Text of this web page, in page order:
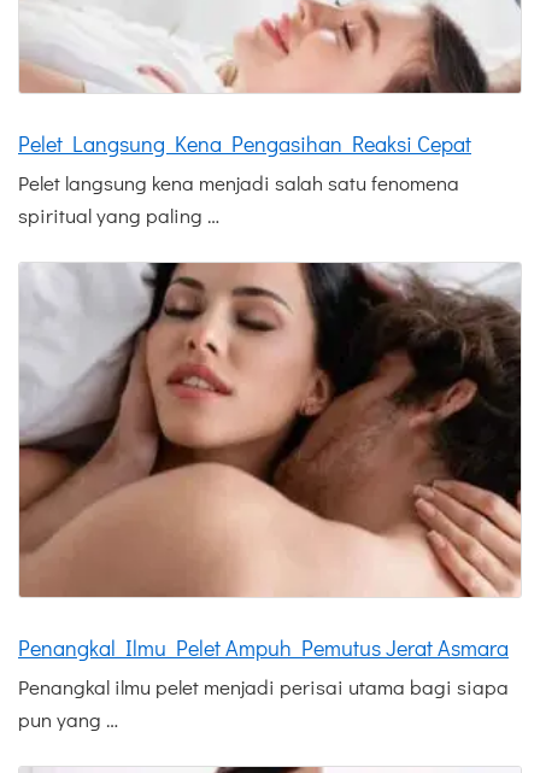
Pelet Langsung Kena Pengasihan Reaksi Cepat
Pelet langsung kena menjadi salah satu fenomena
spiritual yang paling …
Penangkal Ilmu Pelet Ampuh Pemutus Jerat Asmara
Penangkal ilmu pelet menjadi perisai utama bagi siapa
pun yang …